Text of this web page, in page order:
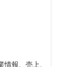
報、売上、